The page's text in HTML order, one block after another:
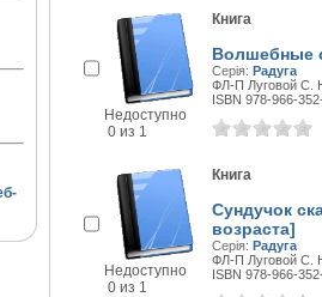
Недоступно
0 из 1
Книга
Волшебные
Серія: Радуга
ФЛ-П Луговой С.
ISBN 978-966-
Недоступно
0 из 1
Книга
Сундучок
возраста]
Серія: Радуга
ФЛ-П Луговой С.
ISBN 978-966-